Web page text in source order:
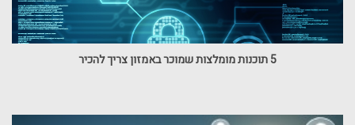
5 תוכנות מומלצות שמוכר באמזון צריך להכיר